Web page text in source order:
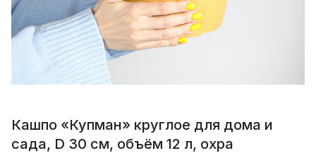
Кашпо «Купман» круглое для дома и
сада, D 30 см, объём 12 л, охра